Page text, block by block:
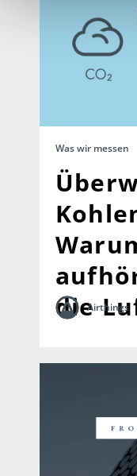
Was wir messen
dieAirthings